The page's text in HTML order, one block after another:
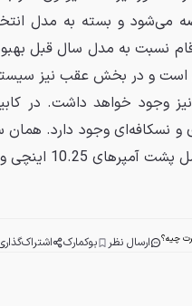
نسبت به مدل سال قبل
است و در بخش عقب نیز
و نسکافه‌ای وجود دارد.
چیه؟ ارسال نظر بوکمارک